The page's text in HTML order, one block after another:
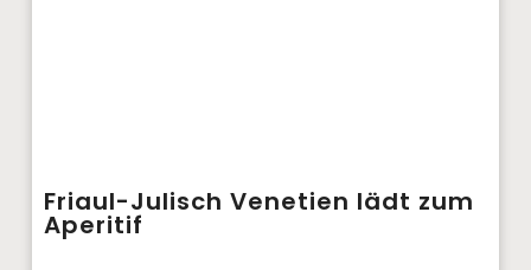
Friaul-Julisch Venetien lädt zum
Aperitif